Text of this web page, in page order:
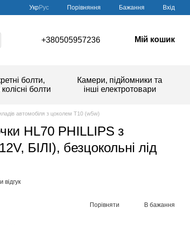
УкрРус Порівняння Бажання Вхід
+380505957236 Мій кошик
болти,
болти
Камери, підйомники та
інші електротовари
автомобіля з цоколем Т10 (w5w)
HL70 PHILLIPS з
БІЛІ), безцокольні лід
відгук
Порівняти В бажання